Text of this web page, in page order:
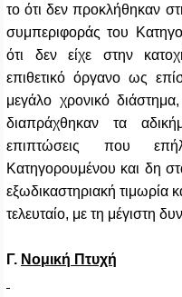
το ότι δεν προκλήθηκαν
συμπεριφοράς του
ότι δεν είχε στην
επιθετικό όργανο ως
μεγάλο χρονικό
διαπράχθηκαν τα
επιπτώσεις που
Κατηγορουμένου και δη
εξωδικαστηριακή τιμωρία
τελευταίο, με τη μέγιστη
Γ. Νομική Πτυχή